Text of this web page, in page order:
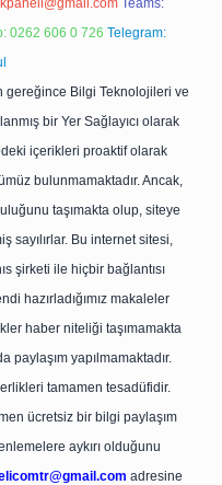
Teams:
0262 606 0 726 Telegram:
gereğince Bilgi Teknolojileri ve
bir Yer Sağlayıcı olarak
içerikleri proaktif olarak
bulunmamaktadır. Ancak,
taşımakta olup, siteye
sayılırlar. Bu internet sitesi,
şirketi ile hiçbir bağlantısı
hazırladığımız makaleler
haber niteliği taşımamakta
paylaşım yapılmamaktadır.
tamamen tesadüfidir.
ücretsiz bir bilgi paylaşım
aykırı olduğunu
adresine